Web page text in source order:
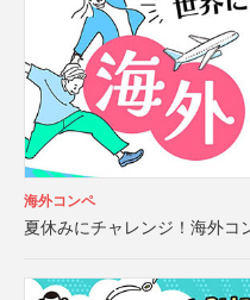
海外コンペ
夏休みにチャレンジ！海外コ